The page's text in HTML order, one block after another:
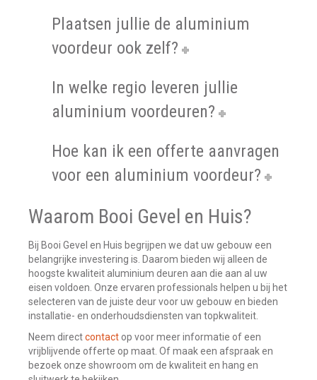
Plaatsen jullie de aluminium
voordeur ook zelf?
In welke regio leveren jullie
aluminium voordeuren?
Hoe kan ik een offerte aanvragen
voor een aluminium voordeur?
Waarom Booi Gevel en Huis?
Bij Booi Gevel en Huis begrijpen we dat uw gebouw een
belangrijke investering is. Daarom bieden wij alleen de
hoogste kwaliteit aluminium deuren aan die aan al uw
eisen voldoen. Onze ervaren professionals helpen u bij het
selecteren van de juiste deur voor uw gebouw en bieden
installatie- en onderhoudsdiensten van topkwaliteit.
Neem directcontact op voor meer informatie of een
vrijblijvende offerte op maat. Of maak een afspraak en
bezoek onze showroom om de kwaliteit en hang en